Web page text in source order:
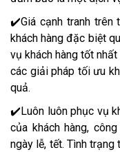
✔️Giá cạnh tranh trên
khách hàng đặc biệt
vụ khách hàng tốt
các giải pháp tối ưu
quả.
✔️Luôn luôn phục vụ
của khách hàng,
ngày lễ, tết. Tình